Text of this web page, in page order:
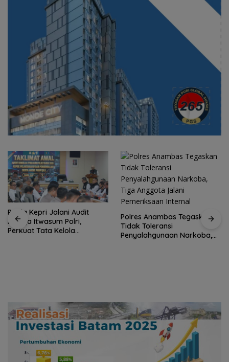
Polres Anambas Tegaskan
Tidak Toleransi
Penyalahgunaan Narkoba,
Satu Atap Besar, Satu Garis